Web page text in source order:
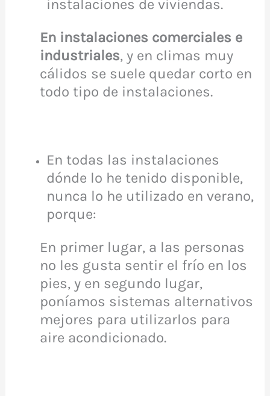
instalaciones de viviendas.
En instalaciones comerciales e
industriales, y en climas muy
cálidos se suele quedar corto en
todo tipo de instalaciones.
En todas las instalaciones
dónde lo he tenido disponible,
nunca lo he utilizado en verano,
porque:
En primer lugar, a las personas
no les gusta sentir el frío en los
pies, y en segundo lugar,
poníamos sistemas alternativos
mejores para utilizarlos para
aire acondicionado.